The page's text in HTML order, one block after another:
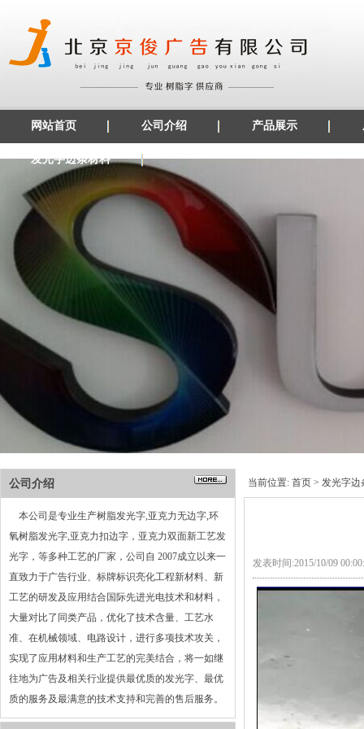
网站首页 公司介绍 产品展示
发光字边条材料
公司介绍
本公司是专业生产树脂发光字,亚克力无边字,环
氧树脂发光字,亚克力扣边字，亚克力双面新工艺发
光字，等多种工艺的厂家，公司自 2007成立以来一
直致力于广告行业、标牌标识亮化工程新材料、新
工艺的研发及应用结合国际先进光电技术和材料，
大量对比了同类产品，优化了技术含量、工艺水
准、在机械领域、电路设计，进行多项技术攻关，
实现了应用材料和生产工艺的完美结合，将一如继
往地为广告及相关行业提供最优质的发光字、最优
质的服务及最满意的技术支持和完善的售后服务。
当前位置: 首页 > 发光字边
发表时间:2015/10/09